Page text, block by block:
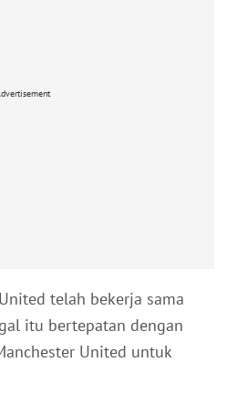
telah bekerja sama
itu bertepatan dengan
United untuk